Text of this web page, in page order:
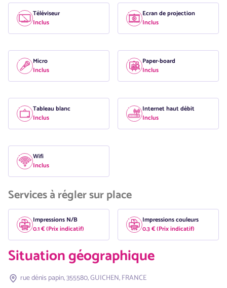
Téléviseur
Inclus
Ecran de projection
Inclus
Micro
Inclus
Paper-board
Inclus
Tableau blanc
Inclus
Internet haut débit
Inclus
Wifi
Inclus
Services à régler sur place
Impressions N/B
0.1 € (Prix indicatif)
Impressions couleurs
0.3 € (Prix indicatif)
Situation géographique
rue dénis papin, 355580, GUICHEN, FRANCE